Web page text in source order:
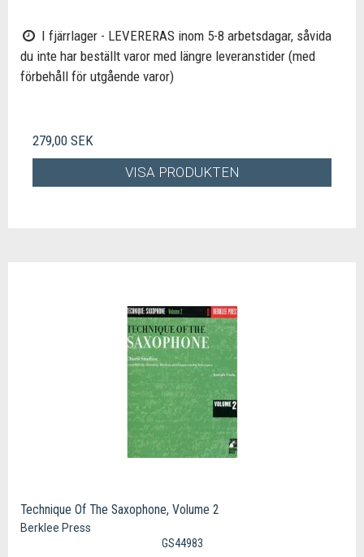
I fjärrlager - LEVERERAS inom 5-8 arbetsdagar, såvida
du inte har beställt varor med längre leveranstider (med
förbehåll för utgående varor)
279,00 SEK
VISA PRODUKTEN
Technique Of The Saxophone, Volume 2
Berklee Press
GS44983